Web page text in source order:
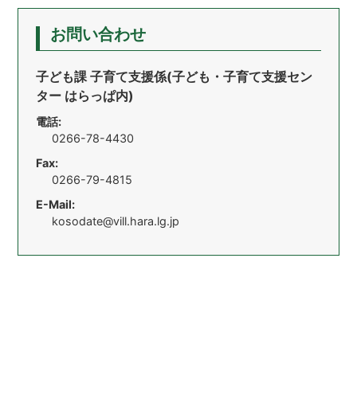
お問い合わせ
子ども課 子育て支援係(子ども・子育て支援セン
ター はらっぱ内)
電話:
0266-78-4430
Fax:
0266-79-4815
E-Mail:
kosodate@vill.hara.lg.jp